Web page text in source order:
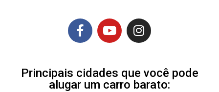
Principais cidades que você pode
alugar um carro barato: